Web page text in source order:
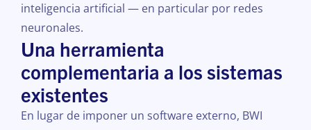
inteligencia artificial — en particular por redes
neuronales.
Una herramienta
complementaria a los sistemas
existentes
En lugar de imponer un software externo, BWI